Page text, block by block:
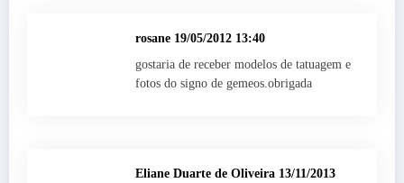
rosane 19/05/2012 13:40
gostaria de receber modelos de tatuagem e
fotos do signo de gemeos.obrigada
Eliane Duarte de Oliveira 13/11/2013